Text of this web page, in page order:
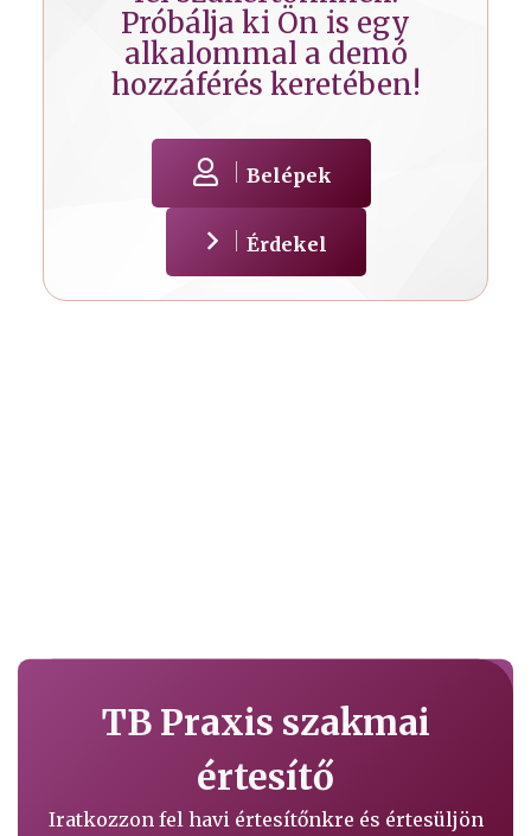
Próbálja ki Ön is egy
alkalommal a demó
hozzáférés keretében!
Belépek
Érdekel
TB Praxis szakmai
értesítő
Iratkozzon fel havi értesítőnkre és értesüljön